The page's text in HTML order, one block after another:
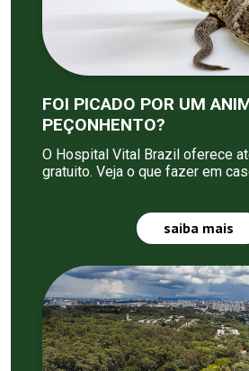
FOI PICADO POR UM
PEÇONHENTO?
O Hospital Vital Brazil oferece
gratuito. Veja o que fazer em
saiba mais